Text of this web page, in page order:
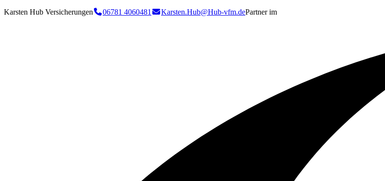
Karsten Hub Versicherungen 06781 4060481 Karsten.Hub@Hub-vfm.dePartner im